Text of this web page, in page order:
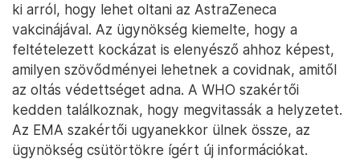
ki arról, hogy lehet oltani az AstraZeneca
vakcinájával. Az ügynökség kiemelte, hogy a
feltételezett kockázat is elenyésző ahhoz képest,
amilyen szövődményei lehetnek a covidnak, amitől
az oltás védettséget adna. A WHO szakértői
kedden találkoznak, hogy megvitassák a helyzetet.
Az EMA szakértői ugyanekkor ülnek össze, az
ügynökség csütörtökre ígért új információkat.